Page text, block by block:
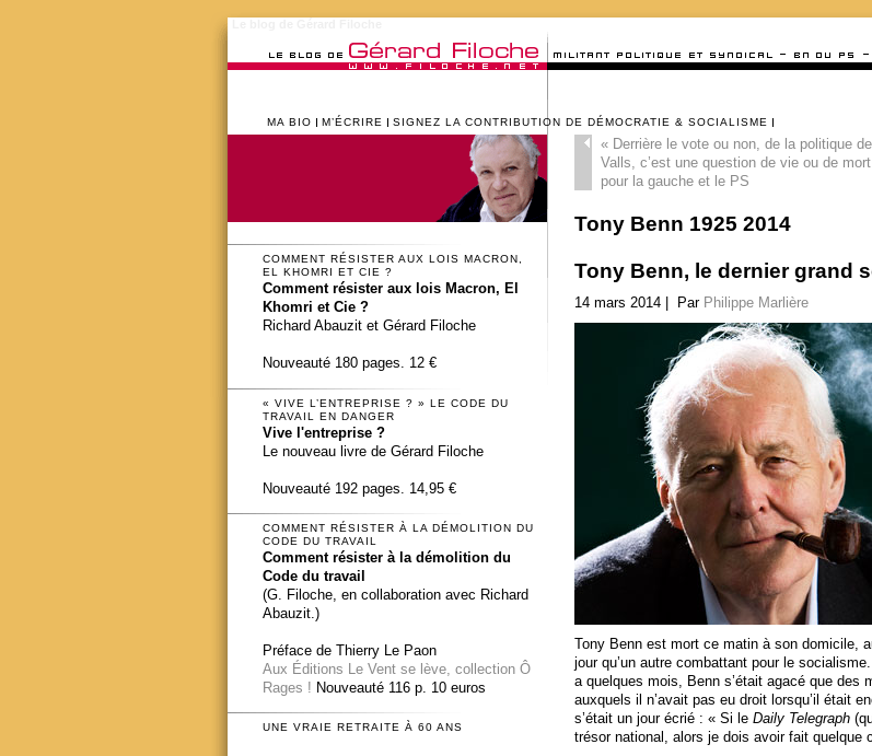
MA BIO M’ÉCRIRE SIGNEZ LA CONTRIBUTION DE DÉMOCRATIE & SOCIALISME
«Derrière le vote ou non, de la politique de
Valls, c’est une question de vie ou de mort
pour la gauche et le PS
Tony Benn 1925 2014
Tony Benn, le dernier grand
14 mars 2014 | Par Philippe Marlière
Tony Benn est mort ce matin à son domicile,
jour qu’un autre combattant pour le
a quelques mois, Benn s’était agacé que des
auxquels il n’avait pas eu droit lorsqu’il était
s’était un jour écrié : « Si le Daily Telegraph
trésor national, alors je dois avoir fait quelque
COMMENT RÉSISTER AUX LOIS MACRON,
EL KHOMRI ET CIE ?
Comment résister aux lois Macron, El
Khomri et Cie ?
Richard Abauzit et Gérard Filoche
Nouveauté 180 pages. 12 €
« VIVE L’ENTREPRISE ? » LE CODE DU
TRAVAIL EN DANGER
Vive l'entreprise ?
Le nouveau livre de Gérard Filoche
Nouveauté 192 pages. 14,95 €
COMMENT RÉSISTER À LA DÉMOLITION DU
CODE DU TRAVAIL
Comment résister à la démolition du
Code du travail
(G. Filoche, en collaboration avec Richard
Abauzit.)
Préface de Thierry Le Paon
Aux Éditions Le Vent se lève, collection Ô
Rages ! Nouveauté 116 p. 10 euros
UNE VRAIE RETRAITE À 60 ANS